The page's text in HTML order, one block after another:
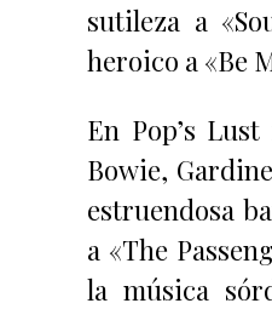
sutileza a
heroico a «Be
En Pop’s
Bowie,
estruendosa
a «The
la música